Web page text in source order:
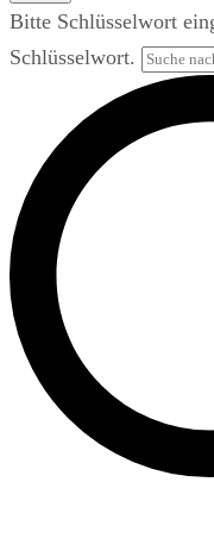
Bitte Schlüsselwort
Schlüsselwort.